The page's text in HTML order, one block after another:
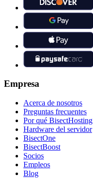
Empresa
Acerca de nosotros
Preguntas frecuentes
Por qué BisectHosting
Hardware del servidor
BisectOne
BisectBoost
Socios
Empleos
Blog